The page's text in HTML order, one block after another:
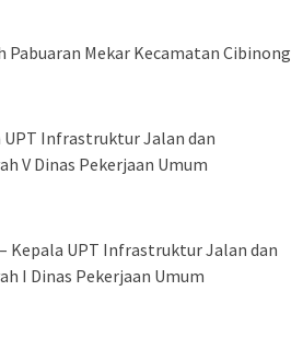
Pabuaran Mekar Kecamatan Cibinong
UPT Infrastruktur Jalan dan
V Dinas Pekerjaan Umum
Kepala UPT Infrastruktur Jalan dan
I Dinas Pekerjaan Umum